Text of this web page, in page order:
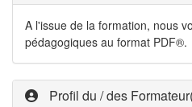
A l'issue de la formation, nous
pédagogiques au format PDF®.
Profil du / des